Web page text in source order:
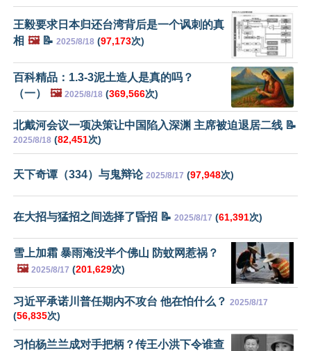
王毅要求日本归还台湾背后是一个讽刺的真
相 🖼️📝 2025/8/18 (97,173次)
百科精品：1.3-3泥土造人是真的吗？
（一）
🖼️ 2025/8/18 (369,566次)
北戴河会议一项决策让中国陷入深渊 主席被迫退居二线 📝
2025/8/18 (82,451次)
天下奇谭（334）与鬼辩论 2025/8/17 (97,948次)
在大招与猛招之间选择了昏招 📝 2025/8/17 (61,391次)
雪上加霜 暴雨淹没半个佛山 防蚊网惹祸？
🖼️ 2025/8/17 (201,629次)
习近平承诺川普任期内不攻台 他在怕什么？ 2025/8/17
(56,835次)
习怕杨兰兰成对手把柄？传王小洪下令谁查